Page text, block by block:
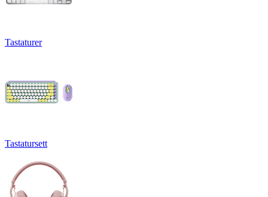
Tastaturer
Tastatursett